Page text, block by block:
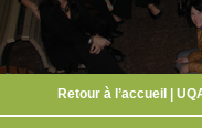
Retour à l’accueil |